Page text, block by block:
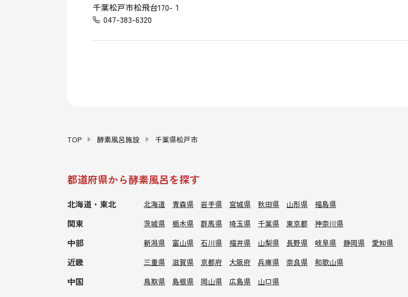
千葉松戸市松飛台170-１
047-383-6320
TOP 酵素風呂施設 千葉県松戸市
都道府県から酵素風呂を探す
北海道・東北 北海道 青森県 岩手県 宮城県 秋田県 山形県 福島県
関東 茨城県 栃木県 群馬県 埼玉県 千葉県 東京都 神奈川県
中部 新潟県 富山県 石川県 福井県 山梨県 長野県 岐阜県 静岡県 愛知県
近畿 三重県 滋賀県 京都府 大阪府 兵庫県 奈良県 和歌山県
中国 鳥取県 島根県 岡山県 広島県 山口県